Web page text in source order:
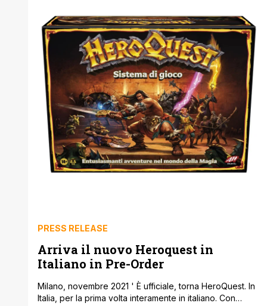
PRESS RELEASE
Arriva il nuovo Heroquest in
Italiano in Pre-Order
Milano, novembre 2021 ' È ufficiale, torna HeroQuest. In
Italia, per la prima volta interamente in italiano. Con